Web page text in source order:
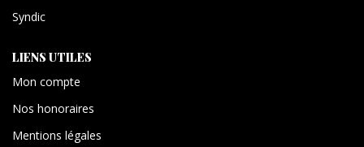
Syndic
LIENS UTILES
Mon compte
Nos honoraires
Mentions légales